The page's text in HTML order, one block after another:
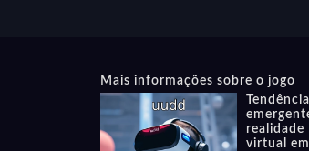
Mais informações sobre o jogo
realidade
virtual em